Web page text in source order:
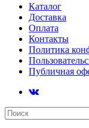
Каталог
Доставка
Оплата
Контакты
Политика
Публичная